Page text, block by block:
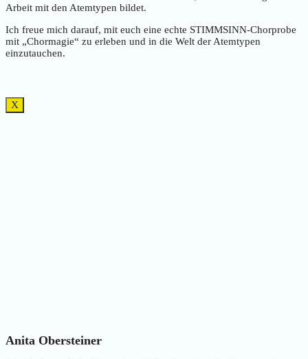
Arbeit mit den Atemtypen bildet.
Ich freue mich darauf, mit euch eine echte STIMMSINN-Chorprobe
mit „Chormagie“ zu erleben und in die Welt der Atemtypen
einzutauchen.
X
Anita Obersteiner